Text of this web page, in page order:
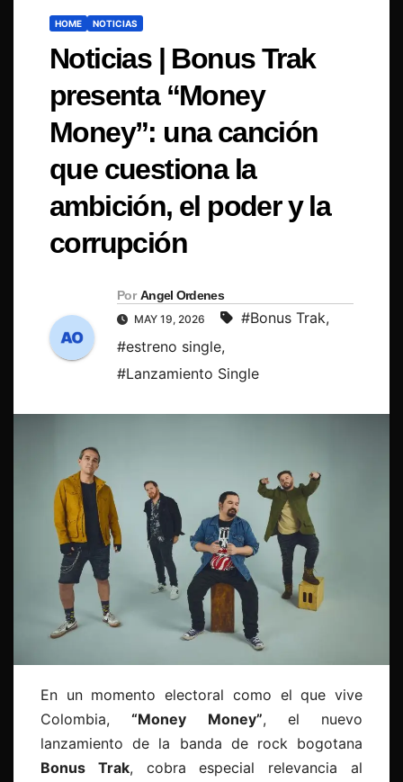
HOME NOTICIAS
Noticias | Bonus Trak
presenta “Money
Money”: una canción
que cuestiona la
ambición, el poder y la
corrupción
Por Angel Ordenes
MAY 19, 2026 #Bonus Trak,
#estreno single,
#Lanzamiento Single
En un momento electoral como el que vive
Colombia,“Money Money”, el nuevo
lanzamiento de la banda de rock bogotana
Bonus Trak, cobra especial relevancia al